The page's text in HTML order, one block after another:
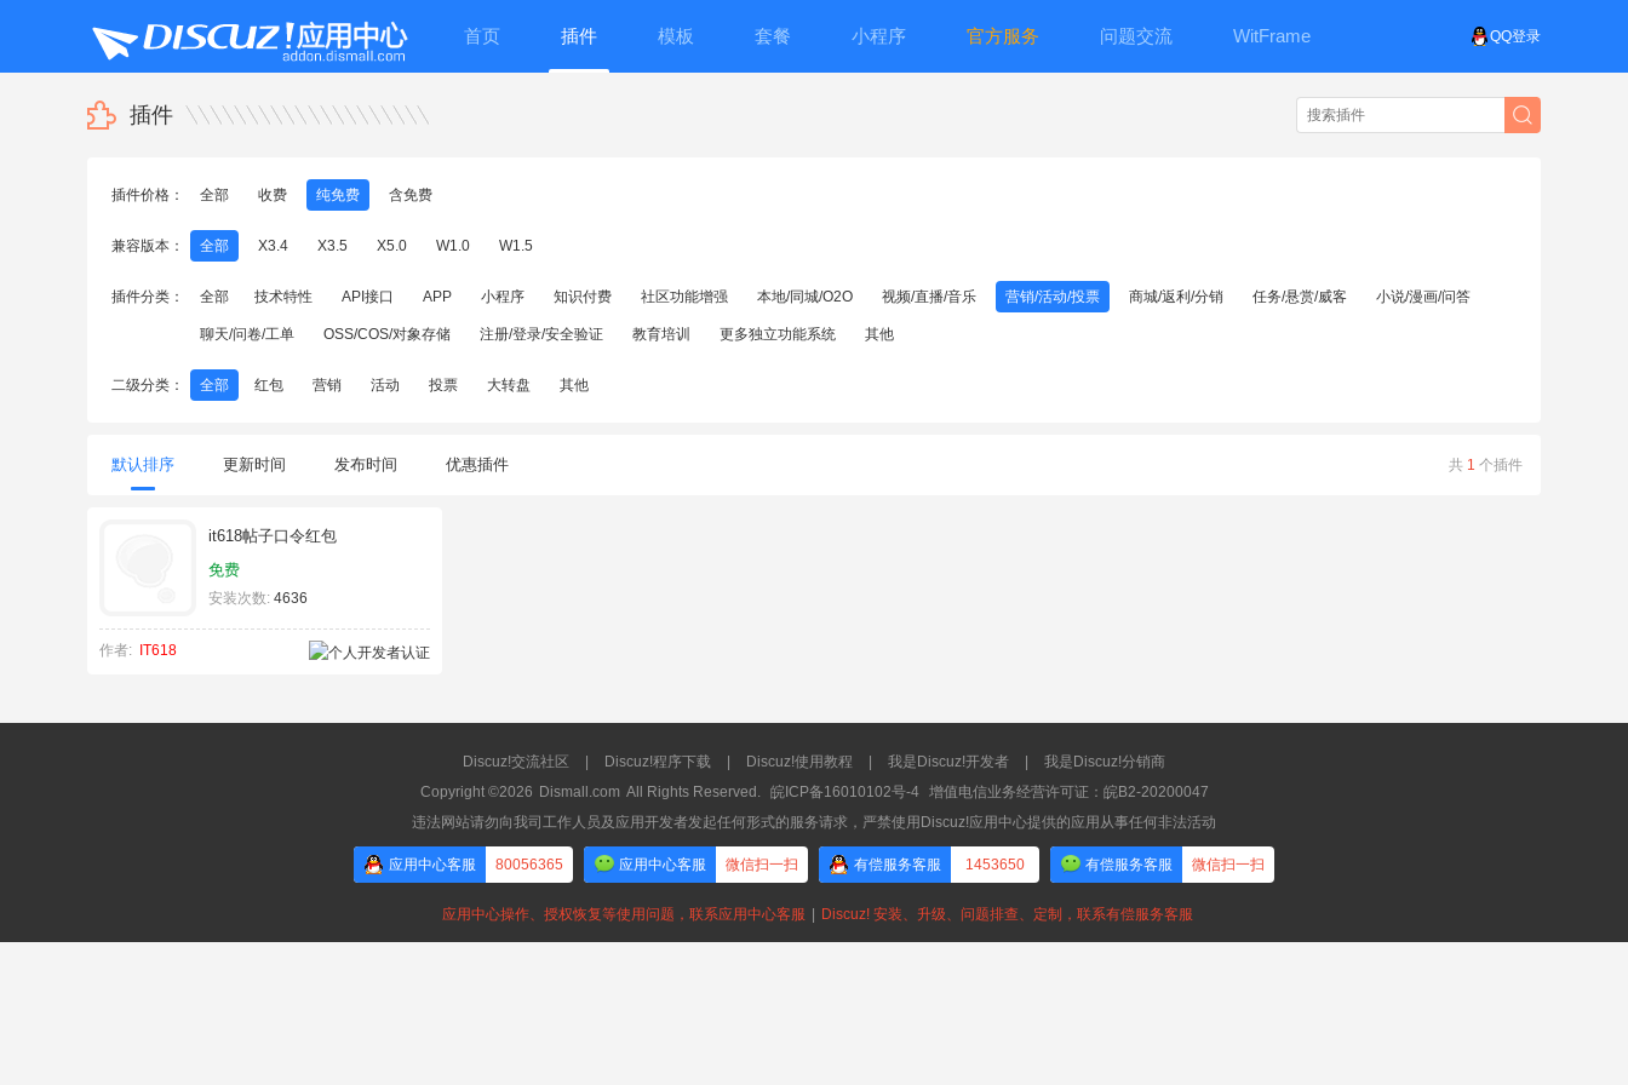
QQ登录
首页 插件 模板 套餐 小程序 官方服务 问题交流 WitFrame
插件
插件价格： 全部 收费 纯免费 含免费
兼容版本： 全部 X3.4 X3.5 X5.0 W1.0 W1.5
插件分类： 全部 技术特性 API接口 APP 小程序 知识付费 社区功能增强 本地/同城/O2O 视频/直播/音乐 营销/活动/投票 商城/返利/分销 任务/悬赏/威客 小说/漫画/问答
聊天/问卷/工单 OSS/COS/对象存储 注册/登录/安全验证 教育培训 更多独立功能系统 其他
二级分类： 全部 红包 营销 活动 投票 大转盘 其他
共 1 个插件
默认排序 更新时间 发布时间 优惠插件
it618帖子口令红包
免费
安装次数: 4636
作者: IT618
Discuz!交流社区 Discuz!程序下载 Discuz!使用教程 我是Discuz!开发者
我是Discuz!分销商
Copyright ©2026 Dismall.com All Rights Reserved. 皖ICP备16010102号-4
增值电信业务经营许可证：皖B2-20200047
违法网站请勿向我司工作人员及应用开发者发起任何形式的服务请求，严禁使用Discuz!应用中心提供的应用从事任何非法活动
应用中心客服 80056365 应用中心客服 微信扫一扫 有偿服务客服 1453650 有偿服务客服 微信扫一扫
应用中心操作、授权恢复等使用问题，联系应用中心客服 Discuz! 安装、升级、问题排查、定制，联系有偿服务客服